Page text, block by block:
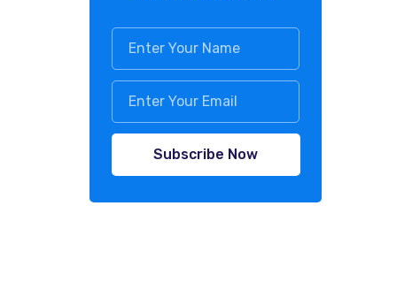
Subscribe Now